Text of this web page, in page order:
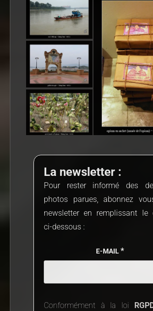
La newsletter :
Pour rester informé des
photos parues, abonnez
newsletter en remplissant le
ci-dessous :
E-MAIL*
Conformément à la loi